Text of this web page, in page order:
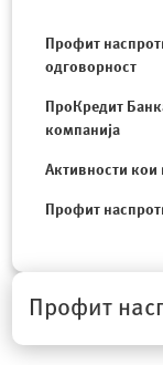
Профит
одговорност
ПроКредит
компанија
Активности кои
Профит
Профит